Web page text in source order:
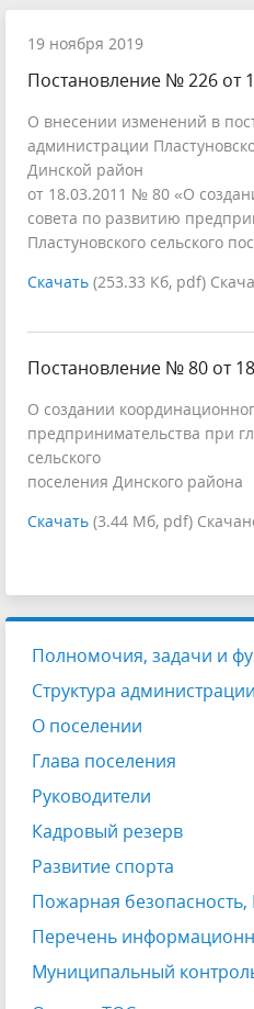
19 ноября 2019
Постановление № 226 от
О внесении изменений в
администрации
Динской район
от 18.03.2011 № 80 «О
совета по развитию
Пластуновского сельского
Скачать (253.33 Кб, pdf)
Постановление № 80 от
О создании
предпринимательства при
сельского
поселения Динского района
Скачать (3.44 Мб, pdf)
Полномочия, задачи и
Структура
О поселении
Глава поселения
Руководители
Кадровый резерв
Развитие спорта
Пожарная
Перечень
Муниципальный